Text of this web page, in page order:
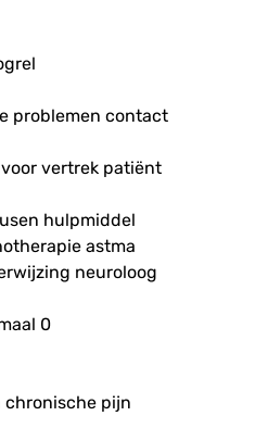
problemen contact
vertrek patiënt
hulpmiddel
astma
neuroloog
0
pijn